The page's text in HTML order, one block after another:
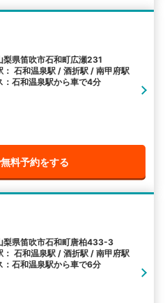
梨県笛吹市石和町広瀬231
： 石和温泉駅 / 酒折駅 / 南甲府駅
：石和温泉駅から車で4分
料予約をする
梨県笛吹市石和町唐柏433-3
： 石和温泉駅 / 酒折駅 / 南甲府駅
：石和温泉駅から車で6分